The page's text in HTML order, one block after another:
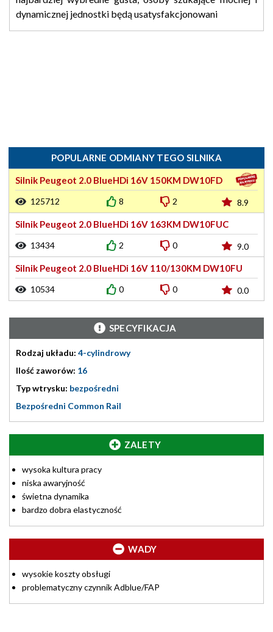
dynamicznej jednostki będą usatysfakcjonowani
POPULARNE ODMIANY TEGO SILNIKA
Silnik Peugeot 2.0 BlueHDi 16V 150KM DW10FD
125712 8 2 8.9
Silnik Peugeot 2.0 BlueHDi 16V 163KM DW10FUC
13434 2 0 9.0
Silnik Peugeot 2.0 BlueHDi 16V 110/130KM DW10FU
10534 0 0 0.0
SPECYFIKACJA
Rodzaj układu: 4-cylindrowy
Ilość zaworów: 16
Typ wtrysku: bezpośredni
Bezpośredni Common Rail
ZALETY
wysoka kultura pracy
niska awaryjność
świetna dynamika
bardzo dobra elastyczność
WADY
wysokie koszty obsługi
problematyczny czynnik Adblue/FAP